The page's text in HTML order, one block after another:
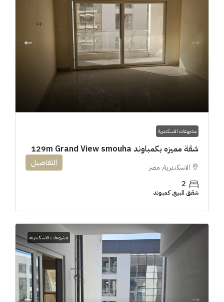
مشروعات الاسكندرية
شقة مميزه بكمباوند 129m Grand View smouha
الاسكندرية, مصر
2
شقق للبيع, كمبوند
التفاصيل
مشروعات الاسكندرية